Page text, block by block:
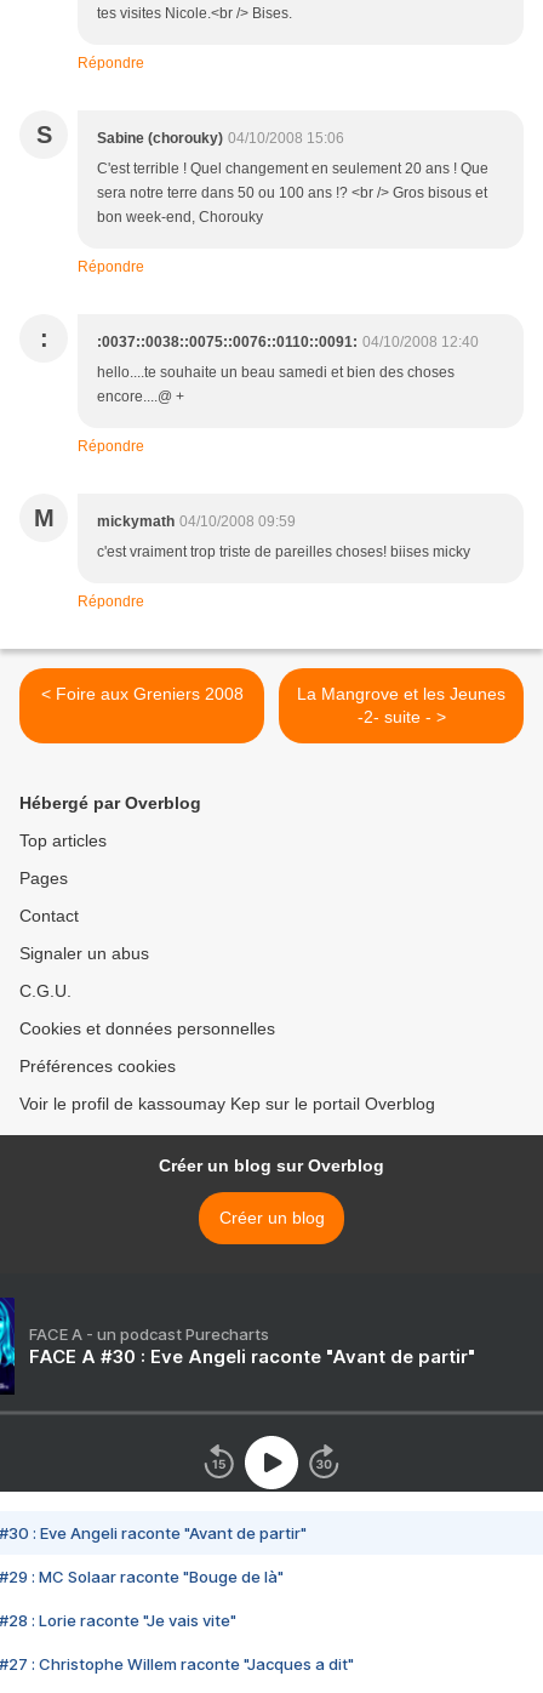
tes visites Nicole.<br /> Bises.
Répondre
S Sabine (chorouky) 04/10/2008 15:06
C'est terrible ! Quel changement en seulement 20 ans ! Que
sera notre terre dans 50 ou 100 ans !? <br /> Gros bisous et
bon week-end, Chorouky
Répondre
: :0037::0038::0075::0076::0110::0091: 04/10/2008 12:40
hello....te souhaite un beau samedi et bien des choses
encore....@ +
Répondre
M mickymath 04/10/2008 09:59
c'est vraiment trop triste de pareilles choses! biises micky
Répondre
< Foire aux Greniers 2008
La Mangrove et les Jeunes
-2- suite - >
Hébergé par Overblog
Top articles
Pages
Contact
Signaler un abus
C.G.U.
Cookies et données personnelles
Préférences cookies
Voir le profil de kassoumay Kep sur le portail Overblog
Créer un blog sur Overblog
Créer un blog
FACE A - un podcast Purecharts
FACE A #30 : Eve Angeli raconte "Avant de partir"
#30 : Eve Angeli raconte "Avant de partir"
#29 : MC Solaar raconte "Bouge de là"
#28 : Lorie raconte "Je vais vite"
#27 : Christophe Willem raconte "Jacques a dit"